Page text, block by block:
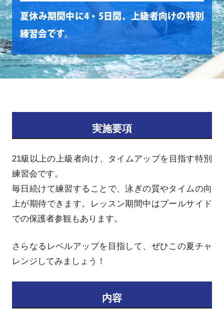
夏休み期間中に4・5日間、上級者向けの特別
練習会です。
実施要項
21級以上の上級者向け、タイムアップを目指す特別
練習会です。
毎日続けて練習することで、泳ぎの質やタイムの向
上が期待できます。レッスン期間中はプールサイド
での保護者参観もあります。
さらなるレベルアップを目指して、ぜひこの夏チャ
レンジしてみましょう！
内容